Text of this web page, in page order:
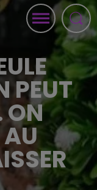
PEUT
ON